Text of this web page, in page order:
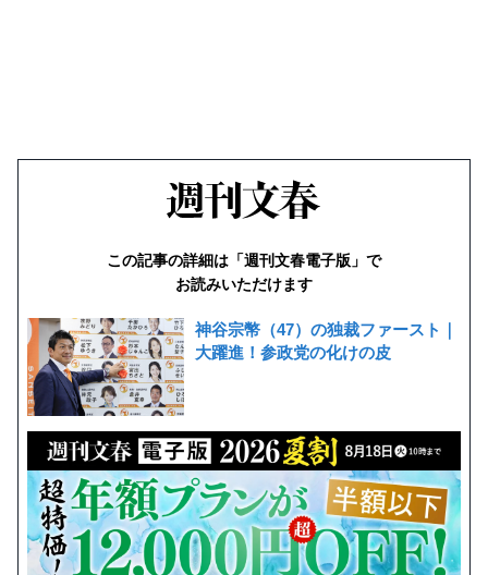
この記事の詳細は「週刊文春電子版」で
お読みいただけます
神谷宗幣（47）の独裁ファースト｜
大躍進！参政党の化けの皮